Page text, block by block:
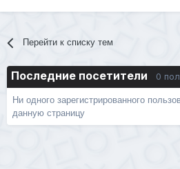
Перейти к списку тем
Последние посетители 0
Ни одного зарегистрированного
данную страницу